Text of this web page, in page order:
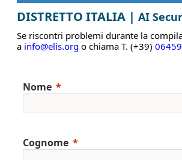
DISTRETTO ITALIA | AI
Se riscontri problemi durante la
a info@elis.org o chiama T. (+39)
Nome
Cognome